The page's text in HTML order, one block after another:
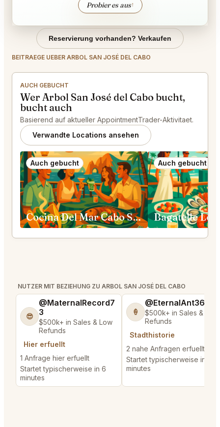
Probier es aus↑
Reservierung vorhanden? Verkaufen
BEITRAEGE UEBER ARBOL SAN JOSÉ DEL CABO
AUCH GEBUCHT
Wer Arbol San José del Cabo bucht,
bucht auch
Basierend auf aktueller AppointmentTrader-Aktivitaet.
Verwandte Locations ansehen
Auch gebucht
Cocina Del Mar Cabo San Lucas
Auch gebucht
Bagatelle Los
NUTZER MIT BEZIEHUNG ZU ARBOL SAN JOSÉ DEL CABO
😎
@MaternalRecord7
3
$500k+ in Sales & Low
Refunds
Hier erfuellt
1 Anfrage hier erfuellt
Startet typischerweise in 6
minutes
🍦
@EternalAnt36
$500k+ in Sales & Low
Refunds
Stadthistorie
2 nahe Anfragen erfuellt
Startet typischerweise in 3
minutes